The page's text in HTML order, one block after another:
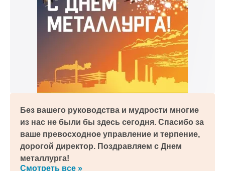
Без вашего руководства и мудрости многие
из нас не были бы здесь сегодня. Спасибо за
ваше превосходное управление и терпение,
дорогой директор. Поздравляем с Днем
металлурга!
Смотреть все »